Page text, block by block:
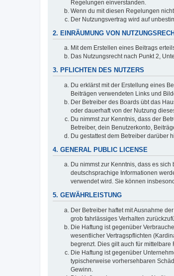
Regelungen einverstanden.
Wenn du mit diesen Regelungen
Der Nutzungsvertrag wird auf
2. EINRÄUMUNG VON
Mit dem Erstellen eines Beitrags
Das Nutzungsrecht nach Punkt 2,
3. PFLICHTEN DES NUTZERS
Du erklärst mit der Erstellung eines
Beiträgen verwendeten Links und
Der Betreiber des Boards übt das
oder dauerhaft von der Nutzung
Du nimmst zur Kenntnis, dass der
Betreiber, dein Benutzerkonto,
Du gestattest dem Betreiber darüber
4. GENERAL PUBLIC LICENSE
Du nimmst zur Kenntnis, dass es sich
deutschsprachige Informationen
verwendet wird. Sie können
5. GEWÄHRLEISTUNG
Der Betreiber haftet mit Ausnahme
grob fahrlässiges Verhalten
Die Haftung ist gegenüber
wesentlicher Vertragspflichten
begrenzt. Dies gilt auch für
Die Haftung ist gegenüber
typischerweise vorhersehbaren
Gewinn.